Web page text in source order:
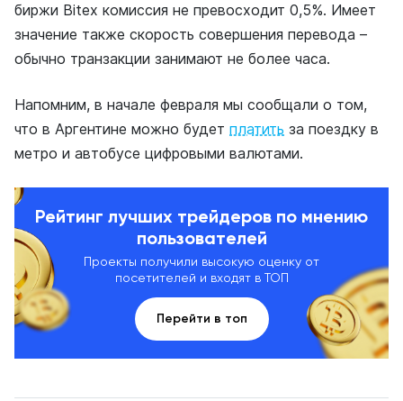
биржи Bitex комиссия не превосходит 0,5%. Имеет
значение также скорость совершения перевода –
обычно транзакции занимают не более часа.
Напомним, в начале февраля мы сообщали о том,
что в Аргентине можно будет платить за поездку в
метро и автобусе цифровыми валютами.
Рейтинг лучших трейдеров по мнению
пользователей
Проекты получили высокую оценку от
посетителей и входят в ТОП
Перейти в топ